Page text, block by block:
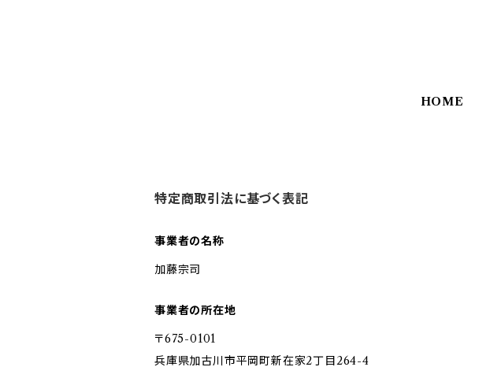
HOME
特定商取引法に基づく表記
事業者の名称
加藤宗司
事業者の所在地
〒675-0101
兵庫県加古川市平岡町新在家2丁目264-4